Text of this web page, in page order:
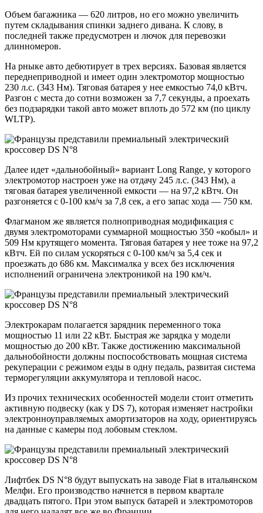
Объем багажника — 620 литров, но его можно увеличить
путем складывания спинки заднего дивана. К слову, в
последней также предусмотрен и лючок для перевозки
длинномеров.
На рныке авто дебютирует в трех версиях. Базовая является
переднеприводной и имеет один электромотор мощностью
230 л.с. (343 Нм). Тяговая батарея у нее емкостью 74,0 кВтч.
Разгон с места до сотни возможен за 7,7 секунды, а проехать
без подзарядки такой авто может вплоть до 572 км (по циклу
WLTP).
Далее идет «дальнобойный» вариант Long Range, у которого
электромотор настроен уже на отдачу 245 л.с. (343 Нм), а
тяговая батарея увеличенной емкости — на 97,2 кВтч. Он
разгоняется с 0-100 км/ч за 7,8 сек, а его запас хода — 750 км.
Флагманом же является полноприводная модификация с
двумя электромоторами суммарной мощностью 350 «кобыл» и
509 Нм крутящего момента. Тяговая батарея у нее тоже на 97,2
кВтч. Ей по силам ускоряться с 0-100 км/ч за 5,4 сек и
проезжать до 686 км. Максималка у всех без исключения
исполнений ограничена электроникой на 190 км/ч.
Электрокарам полагается зарядник переменного тока
мощностью 11 или 22 кВт. Быстрая же зарядка у модели
мощностью до 200 кВт. Также достижению максимальной
дальнобойности должны поспособствовать мощная система
рекуперации с режимом езды в одну педаль, развитая система
терморегуляции аккумулятора и тепловой насос.
Из прочих технических особенностей модели стоит отметить
активную подвеску (как у DS 7), которая изменяет настройки
электронноуправляемых амортизаторов на ходу, ориентируясь
на данные с камеры под лобовым стеклом.
Лифтбек DS N°8 будут выпускать на заводе Fiat в итальянском
Мелфи. Его производство начнется в первом квартале
двадцать пятого. При этом выпуск батарей и электромоторов